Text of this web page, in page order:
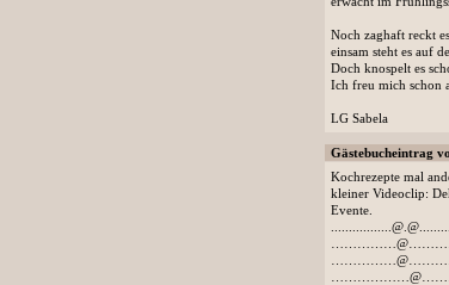
Noch zaghaft reckt
einsam steht es auf
Doch knospelt es
Ich freu mich schon
LG Sabela
Gästebucheintrag
Kochrezepte mal
kleiner Videoclip:
Evente.